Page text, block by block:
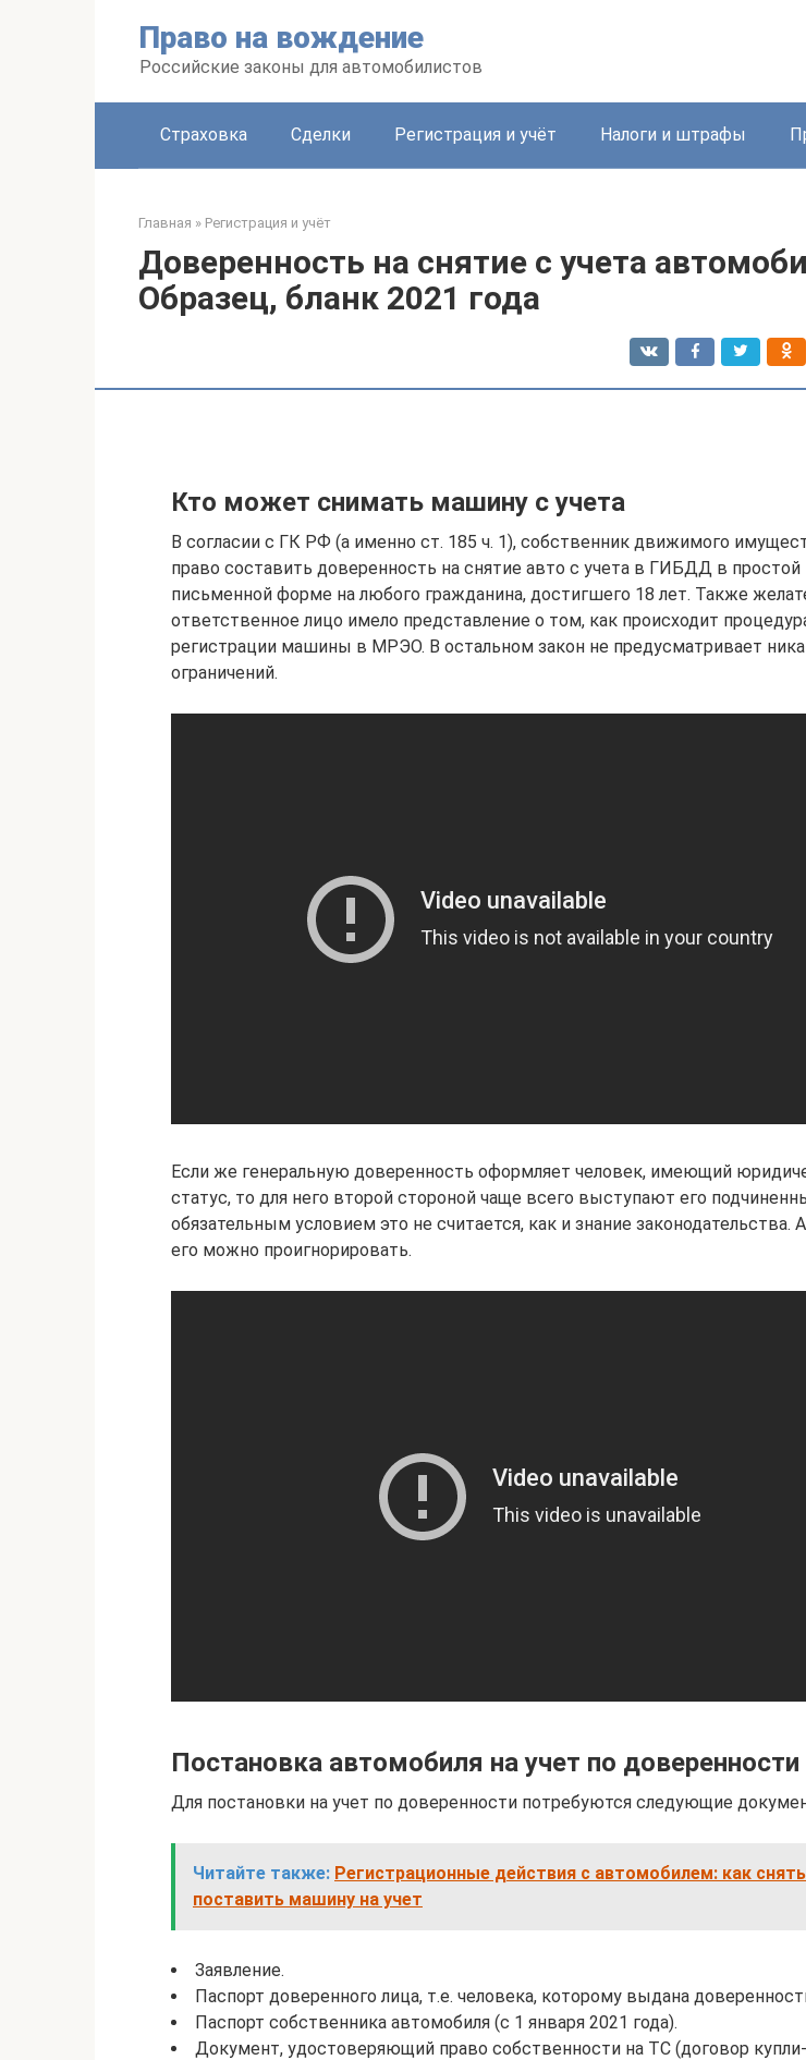
Право на вождение
Российские законы для автомобилистов
Страховка Сделки Регистрация и учёт Налоги и штрафы
Главная » Регистрация и учёт
Доверенность на снятие с учета
Образец, бланк 2021 года
Кто может снимать машину с учета
В согласии с ГК РФ (а именно ст. 185 ч. 1), собственник движимого
право составить доверенность на снятие авто с учета в ГИБДД в простой
письменной форме на любого гражданина, достигшего 18 лет. Также
ответственное лицо имело представление о том, как происходит
регистрации машины в МРЭО. В остальном закон не предусматривает
ограничений.
Если же генеральную доверенность оформляет человек, имеющий
статус, то для него второй стороной чаще всего выступают его
обязательным условием это не считается, как и знание законодательства.
его можно проигнорировать.
Постановка автомобиля на учет по доверенности
Для постановки на учет по доверенности потребуются следующие
Читайте также: Регистрационные действия с автомобилем: как
поставить машину на учет
Заявление.
Паспорт доверенного лица, т.е. человека, которому выдана
Паспорт собственника автомобиля (с 1 января 2021 года).
Документ, удостоверяющий право собственности на ТС (договор